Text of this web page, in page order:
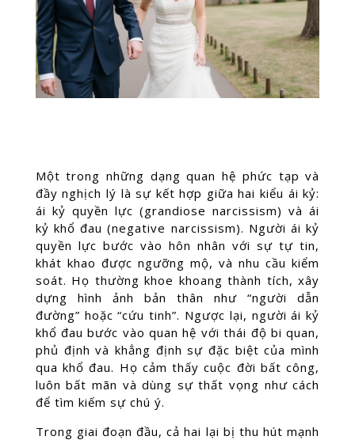
Một trong những dạng quan hệ phức tạp và
đầy nghịch lý là sự kết hợp giữa hai kiểu ái kỷ:
ái kỷ quyền lực (grandiose narcissism) và ái
kỷ khổ đau (negative narcissism). Người ái kỷ
quyền lực bước vào hôn nhân với sự tự tin,
khát khao được ngưỡng mộ, và nhu cầu kiểm
soát. Họ thường khoe khoang thành tích, xây
dựng hình ảnh bản thân như “người dẫn
đường” hoặc “cứu tinh”. Ngược lại, người ái kỷ
khổ đau bước vào quan hệ với thái độ bi quan,
phủ định và khẳng định sự đặc biệt của mình
qua khổ đau. Họ cảm thấy cuộc đời bất công,
luôn bất mãn và dùng sự thất vọng như cách
để tìm kiếm sự chú ý.
Trong giai đoạn đầu, cả hai lại bị thu hút mạnh